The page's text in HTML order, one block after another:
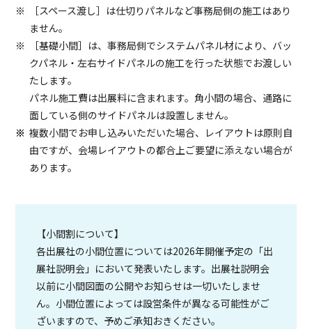
［スペース渡し］は仕切りパネルなど事務局側の施工はあり
ません。
［基礎小間］は、事務局側でシステムパネル材により、バッ
クパネル・左右サイドパネルの施工を行った状態でお渡しい
たします。
パネル施工費は出展料に含まれます。角小間の場合、通路に
面している側のサイドパネルは設置しません。
複数小間でお申し込みいただいた場合、レイアウトは原則自
由ですが、会場レイアウトの都合上ご要望に添えない場合が
あります。
【小間割について】
各出展社の小間位置については2026年開催予定の「出
展社説明会」において発表いたします。出展社説明会
以前に小間図面の公開やお知らせは一切いたしませ
ん。小間位置によっては設営条件が異なる可能性がご
ざいますので、予めご承知おきください。